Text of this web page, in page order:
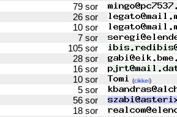
79 sor
26 sor
10 sor
7 sor
105 sor
28 sor
16 sor
10 sor (cikkei)
5 sor
56 sor
18 sor